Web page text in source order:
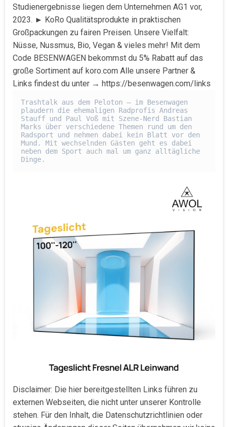
Studienergebnisse liegen dem Unternehmen AG1 vor,
2023. ► KoRo Qualitätsprodukte in praktischen
Großpackungen zu fairen Preisen. Unsere Vielfalt:
Nüsse, Nussmus, Bio, Vegan & vieles mehr! Mit dem
Code BESENWAGEN bekommst du 5% Rabatt auf das
große Sortiment auf koro.com Alle unsere Partner &
Links findest du unter → https://besenwagen.com/links
Trashtalk aus dem Peloton – im Besenwagen
plaudern die ehemaligen Radprofis Andreas
Stauff und Paul Voß mit Szene-Nerd Bastian
Marks über verschiedene Themen rund um den
Radsport und nehmen dabei kein Blatt vor den
Mund. Mit wechselnden Gästen geht es dabei
neben dem Sport auch mal um ganz alltägliche
Dinge.
Disclaimer: Die hier bereitgestellten Links führen zu
externen Webseiten, die nicht unter unserer Kontrolle
stehen. Für den Inhalt, die Datenschutzrichtlinien oder